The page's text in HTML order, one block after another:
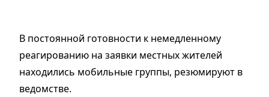
В постоянной готовности к немедленному
реагированию на заявки местных жителей
находились мобильные группы, резюмируют в
ведомстве.